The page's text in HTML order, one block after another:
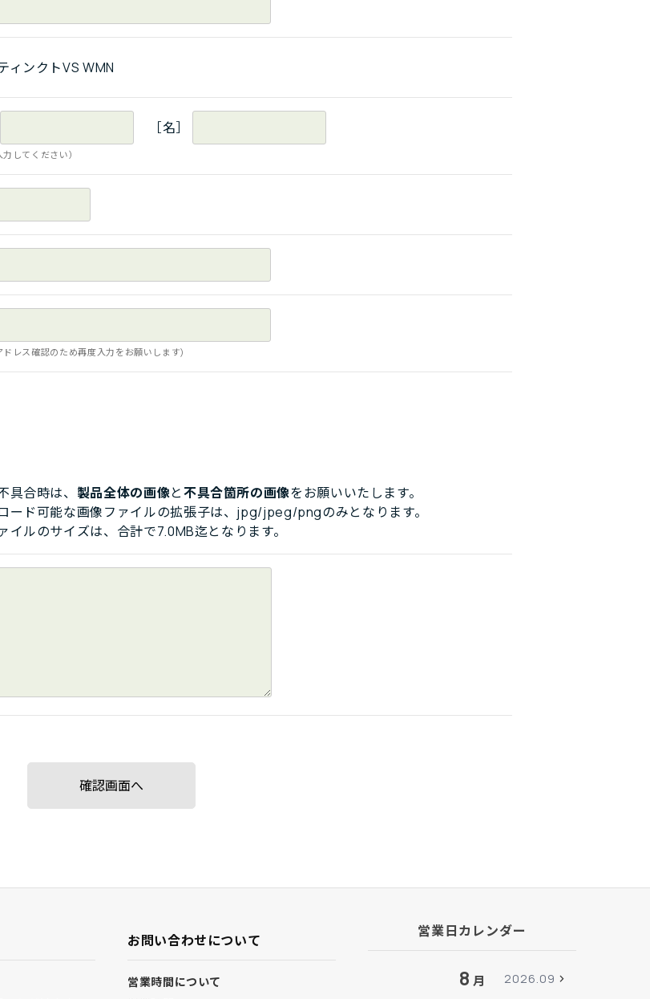
ィンクトVS WMN
［名］
力してください）
ドレス確認のため再度入力をお願いします)
具合時は、 製品全体の画像と不具合箇所の画像をお願いいたします。
ード可能な画像ファイルの拡張子は、jpg/jpeg/pngのみとなります。
イルのサイズは、合計で7.0MB迄となります。
お問い合わせについて
営業時間について
営業日カレンダー
8 月 2026.09